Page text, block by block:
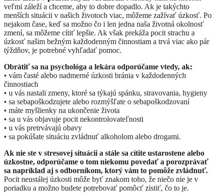
veľmi záleží a chceme, aby to dobre dopadlo. Ak je takýchto
menších situácii v našich životoch viac, môžeme zažívať úzkosť. Po
nejakom čase, keď sa možno čo i len jedna naša životná okolnosť
zmení, sa môžeme cítiť lepšie. Ak však prekáža pocit strachu a
úzkosť našim bežným každodenným činnostiam a trvá viac ako pár
týždňov, je potrebné vyhľadať pomoc.
Obrátiť sa na psychológa a lekára odporúčame vtedy, ak:
• vám časté alebo nadmerné úzkosti bránia v každodenných
činnostiach
• u vás nastali zmeny, ktoré sa týkajú spánku, stravovania, hygieny
• sa sebapoškodzujete alebo rozmýšľate o sebapoškodzovaní
• máte myšlienky na ukončenie života
• sa u vás objavuje pocit nekontrolovateľnosti
• u vás pretrvávajú obavy
• sa pokúšate situáciu zvládnuť alkoholom alebo drogami.
Ak nie ste v stresovej situácii a stále sa cítite ustarostene alebo
úzkostne, odporúčame o tom niekomu povedať a porozprávať
sa napríklad aj s odborníkom, ktorý vám to pomôže zvládnuť.
Pocit neustálej úzkosti môže byť znakom toho, že niečo nie je v
poriadku a možno budete potrebovať pomôcť zistiť, čo to je.